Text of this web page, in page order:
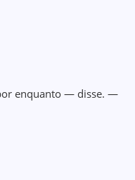
enquanto — disse. —